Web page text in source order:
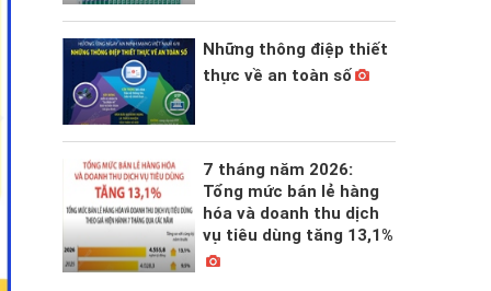
Những thông điệp thiết
thực về an toàn số
7 tháng năm 2026:
Tổng mức bán lẻ hàng
hóa và doanh thu dịch
vụ tiêu dùng tăng 13,1%